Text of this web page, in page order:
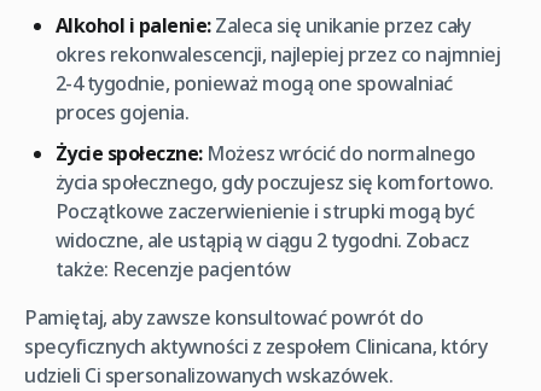
Alkohol i palenie:Zaleca się unikanie przez cały
okres rekonwalescencji, najlepiej przez co najmniej
2-4 tygodnie, ponieważ mogą one spowalniać
proces gojenia.
Życie społeczne:Możesz wrócić do normalnego
życia społecznego, gdy poczujesz się komfortowo.
Początkowe zaczerwienienie i strupki mogą być
widoczne, ale ustąpią w ciągu 2 tygodni. Zobacz
także: Recenzje pacjentów
Pamiętaj, aby zawsze konsultować powrót do
specyficznych aktywności z zespołem Clinicana, który
udzieli Ci spersonalizowanych wskazówek.